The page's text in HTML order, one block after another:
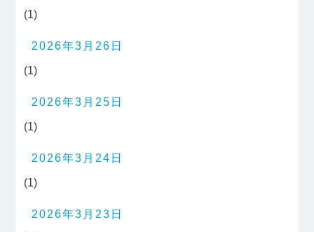
(1)
2026年3月26日
(1)
2026年3月25日
(1)
2026年3月24日
(1)
2026年3月23日